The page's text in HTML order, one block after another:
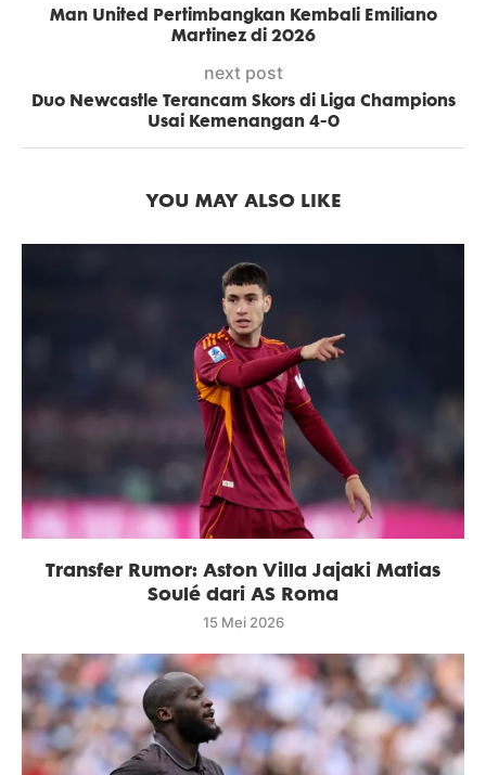
Man United Pertimbangkan Kembali Emiliano
Martinez di 2026
next post
Duo Newcastle Terancam Skors di Liga Champions
Usai Kemenangan 4-0
YOU MAY ALSO LIKE
Transfer Rumor: Aston Villa Jajaki Matias
Soulé dari AS Roma
15 Mei 2026